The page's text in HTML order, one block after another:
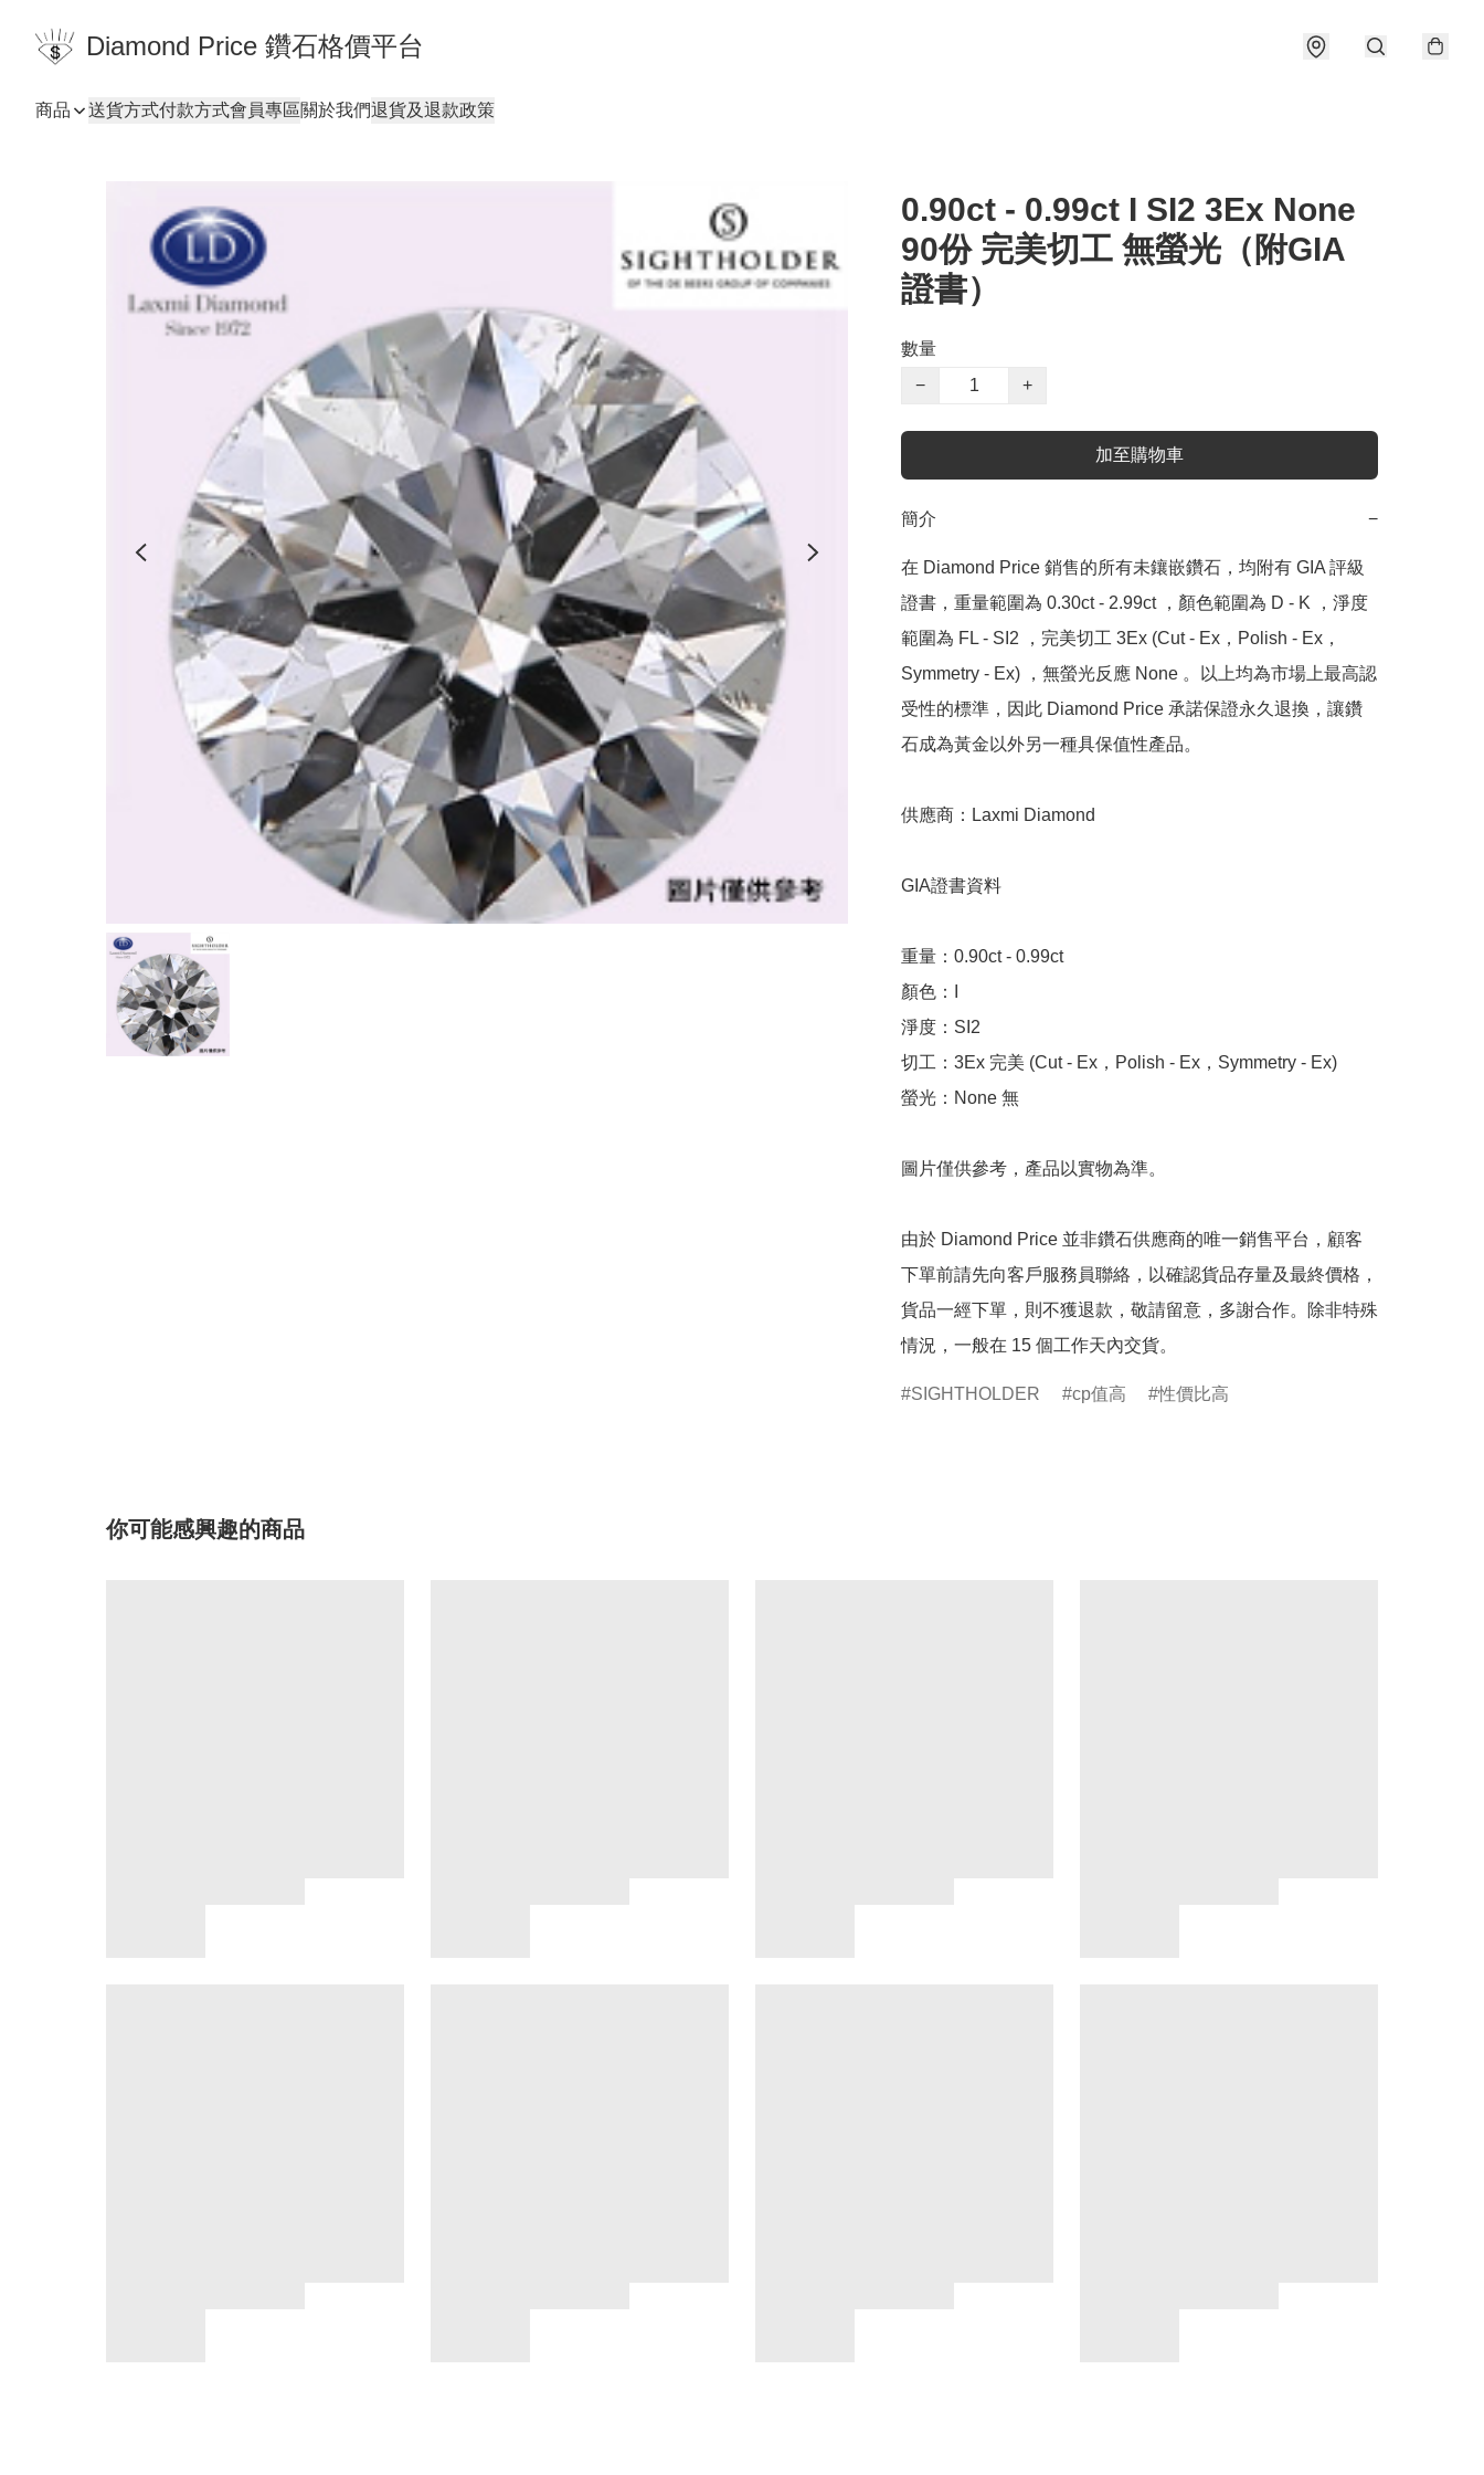
Diamond Price 鑽石格價平台
商品 送貨方式付款方式會員專區關於我們退貨及退款政策
0.90ct - 0.99ct I SI2 3Ex None
90份 完美切工 無螢光（附GIA
證書）
數量
−
+
加至購物車
簡介 −
在 Diamond Price 銷售的所有未鑲嵌鑽石，均附有 GIA 評級
證書，重量範圍為 0.30ct - 2.99ct ，顏色範圍為 D - K ，淨度
範圍為 FL - SI2 ，完美切工 3Ex (Cut - Ex，Polish - Ex，
Symmetry - Ex) ，無螢光反應 None 。以上均為市場上最高認
受性的標準，因此 Diamond Price 承諾保證永久退換，讓鑽
石成為黃金以外另一種具保值性產品。
供應商：Laxmi Diamond
GIA證書資料
重量：0.90ct - 0.99ct
顏色：I
淨度：SI2
切工：3Ex 完美 (Cut - Ex，Polish - Ex，Symmetry - Ex)
螢光：None 無
圖片僅供參考，產品以實物為準。
由於 Diamond Price 並非鑽石供應商的唯一銷售平台，顧客
下單前請先向客戶服務員聯絡，以確認貨品存量及最終價格，
貨品一經下單，則不獲退款，敬請留意，多謝合作。除非特殊
情況，一般在 15 個工作天內交貨。
SIGHTHOLDER cp值高 性價比高
你可能感興趣的商品